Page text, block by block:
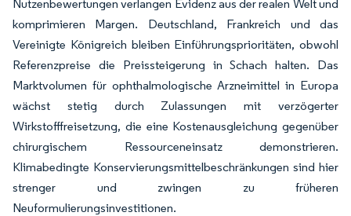
Nutzenbewertungen verlangen Evidenz aus der realen Welt und
komprimieren Margen. Deutschland, Frankreich und das
Vereinigte Königreich bleiben Einführungsprioritäten, obwohl
Referenzpreise die Preissteigerung in Schach halten. Das
Marktvolumen für ophthalmologische Arzneimittel in Europa
wächst stetig durch Zulassungen mit verzögerter
Wirkstofffreisetzung, die eine Kostenausgleichung gegenüber
chirurgischem Ressourceneinsatz demonstrieren.
Klimabedingte Konservierungsmittelbeschränkungen sind hier
strenger und zwingen zu früheren
Neuformulierungsinvestitionen.